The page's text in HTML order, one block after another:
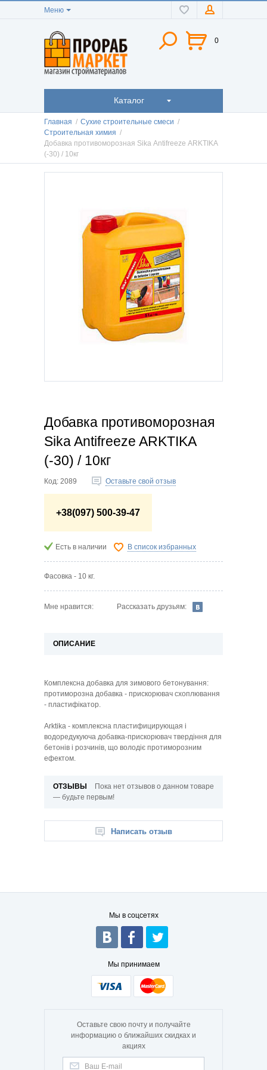
Меню
0
Каталог
Главная / Сухие строительные смеси /
Строительная химия /
Добавка противоморозная Sika Antifreеze ARKTIKA
(-30) / 10кг
Добавка противоморозная
Sika Antifreеze ARKTIKA
(-30) / 10кг
Код: 2089 Оставьте свой отзыв
+38(097) 500-39-47
Есть в наличии В список избранных
Фасовка - 10 кг.
Мне нравится: Рассказать друзьям:
ОПИСАНИЕ
Комплексна добавка для зимового бетонування:
протиморозна добавка - прискорювач схоплювання
- пластифікатор.
Arktika - комплексна пластифицирующая і
водоредукуюча добавка-прискорювач твердіння для
бетонів і розчинів, що володіє протиморозним
ефектом.
ОТЗЫВЫ
Пока нет отзывов о данном товаре
— будьте первым!
Написать отзыв
Мы в соцсетях
Мы принимаем
Оставьте свою почту и получайте
информацию о ближайших скидках и
акциях